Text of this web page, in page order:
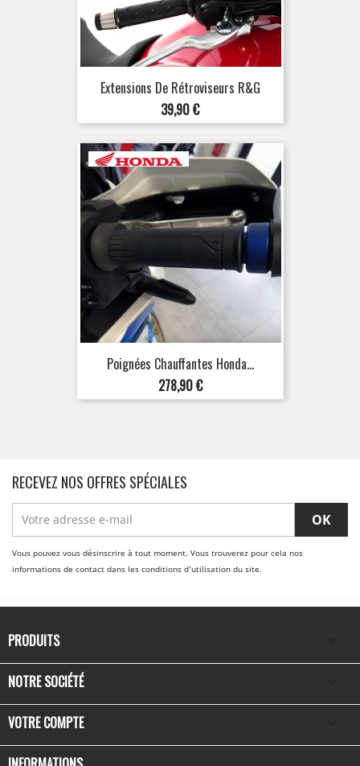
Extensions De Rétroviseurs R&G
Prix
39,90 €
Poignées Chauffantes Honda...
Prix
278,90 €
RECEVEZ NOS OFFRES SPÉCIALES
Vous pouvez vous désinscrire à tout moment. Vous trouverez pour cela nos
informations de contact dans les conditions d'utilisation du site.
PRODUITS
NOTRE SOCIÉTÉ
VOTRE COMPTE